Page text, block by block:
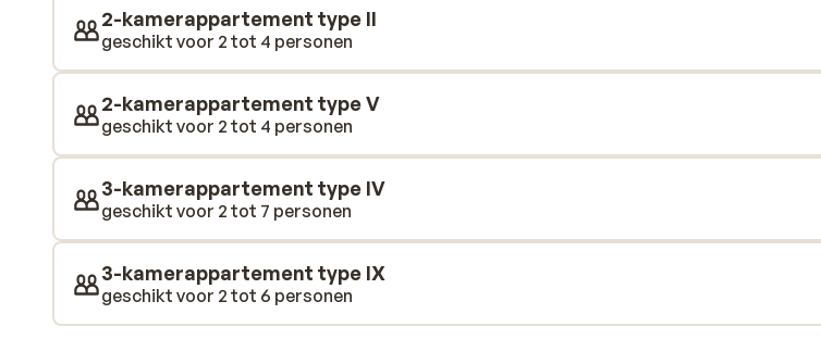
bezoekje aan de sauna. En laat je spieren weer helemaal tot rust komen terwijl je geniet van het
panoramische uitzicht.
2-kamerappartement type II
geschikt voor 2 tot 4 personen
2-kamerappartement type V
geschikt voor 2 tot 4 personen
3-kamerappartement type IV
geschikt voor 2 tot 7 personen
3-kamerappartement type IX
geschikt voor 2 tot 6 personen